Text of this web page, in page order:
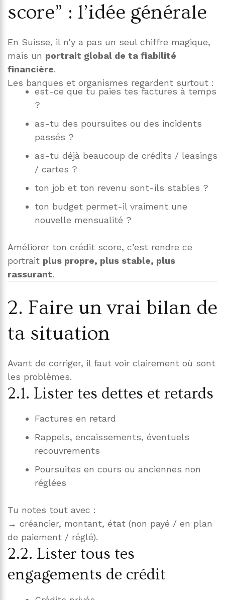
score” : l’idée générale
En Suisse, il n’y a pas un seul chiffre magique,
mais un portrait global de ta fiabilité
financière.
Les banques et organismes regardent surtout :
est-ce que tu paies tes factures à temps
?
as-tu des poursuites ou des incidents
passés ?
as-tu déjà beaucoup de crédits / leasings
/ cartes ?
ton job et ton revenu sont-ils stables ?
ton budget permet-il vraiment une
nouvelle mensualité ?
Améliorer ton crédit score, c’est rendre ce
portrait plus propre, plus stable, plus
rassurant.
2. Faire un vrai bilan de
ta situation
Avant de corriger, il faut voir clairement où sont
les problèmes.
2.1. Lister tes dettes et retards
Factures en retard
Rappels, encaissements, éventuels
recouvrements
Poursuites en cours ou anciennes non
réglées
Tu notes tout avec :
→ créancier, montant, état (non payé / en plan
de paiement / réglé).
2.2. Lister tous tes
engagements de crédit